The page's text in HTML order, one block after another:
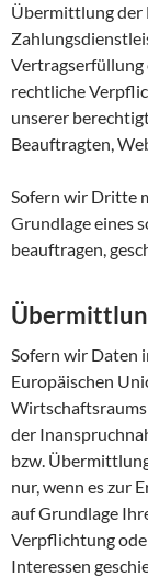
Übermittlung der
Vertragserfüllung
rechtliche
unserer
Beauftragten,
Sofern wir Dritte
Grundlage eines
beauftragen,
Sofern wir Daten
Europäischen
Wirtschaftsraums
der
bzw.
nur, wenn es zur
auf Grundlage
Verpflichtung
Interessen